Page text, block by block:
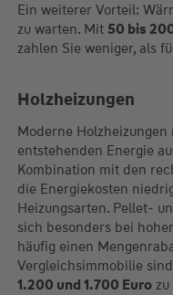
Ein weiterer Vorteil:
zu warten. Mit 50 bis
zahlen Sie weniger, als
Holzheizungen
Moderne
entstehenden Energie
Kombination mit den
die Energiekosten
Heizungsarten. Pellet-
sich besonders bei
häufig einen
Vergleichsimmobilie
1.200 und 1.700 Eurozu